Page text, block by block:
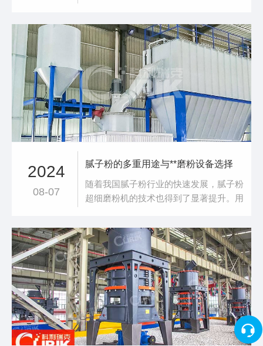
和**生产。以下是对雷蒙磨粉机配件种类
及选择的详细解析与指南。一、雷蒙磨粉
机配件种类主机配件磨辊：核心研磨部
件，材质多样，需根据物料性质选择。磨
环：与磨辊配合，材质需耐磨，适应物料
硬度。主轴与轴
2024
08-07
腻子粉的多重用途与**磨粉设备选择
随着我国腻子粉行业的快速发展，腻子粉
超细磨粉机的技术也得到了显著提升。用
面、顶棚、阳台、栏板等区域进行初步整
平处理的材料，被称为装修腻子。腻子粉
作为基建领域的重要原材料之一，近年来
在我国的发展极为迅速，表现为生产厂家
众多、应用领域不断扩展和细化。小型磨
粉机在腻子粉生